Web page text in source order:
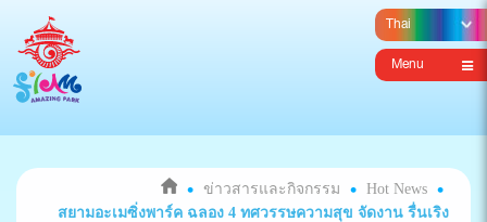
Menu
ข่าวสารและกิจกรรม
Hot News
สยามอะเมซิ่งพาร์ค ฉลอง 4 ทศวรรษความสุข จัดงาน รื่นเริง